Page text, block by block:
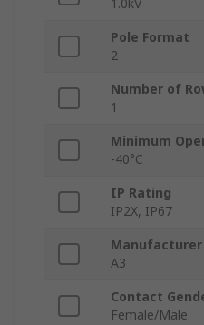
1.0kV
Pole Format
2
Number of
1
Minimum
-40°C
IP Rating
IP2X, IP67
Manufacturer
A3
Contact
Female/Male